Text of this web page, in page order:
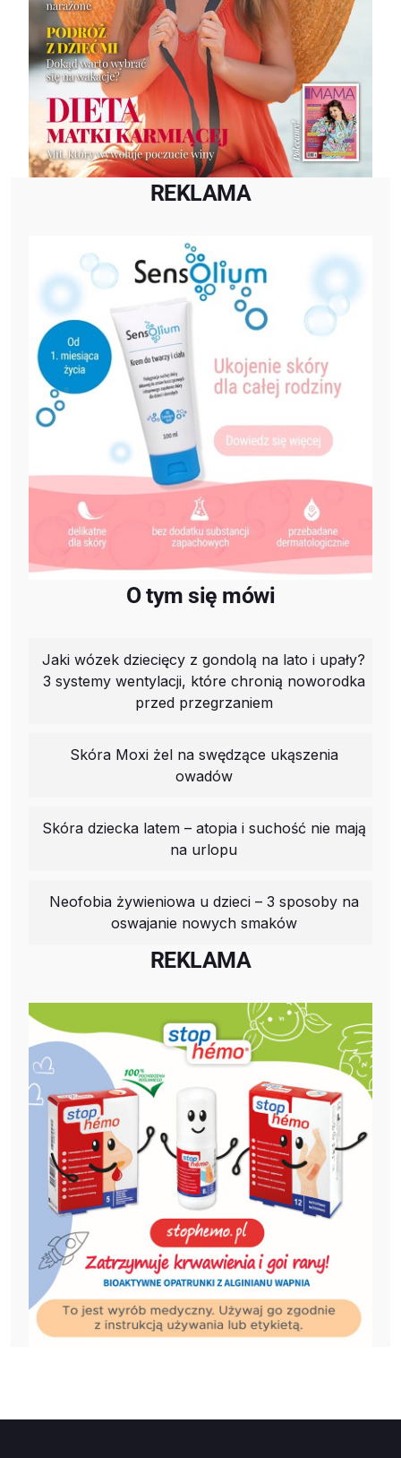
REKLAMA
O tym się mówi
Jaki wózek dziecięcy z gondolą na lato i upały?
3 systemy wentylacji, które chronią noworodka
przed przegrzaniem
Skóra Moxi żel na swędzące ukąszenia
owadów
Skóra dziecka latem – atopia i suchość nie mają
na urlopu
Neofobia żywieniowa u dzieci – 3 sposoby na
oswajanie nowych smaków
REKLAMA